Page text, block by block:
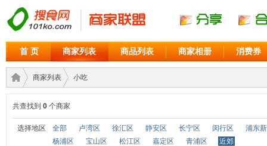
首 页 商家列表 商品列表 商家相册 消费券
商家›
商家列表
›
小吃
共查找到 0 个商家
选择地区 全部 卢湾区 徐汇区 静安区 长宁区 闵行区
浦东
杨浦区
宝山区 松江区 嘉定区 青浦区 近郊